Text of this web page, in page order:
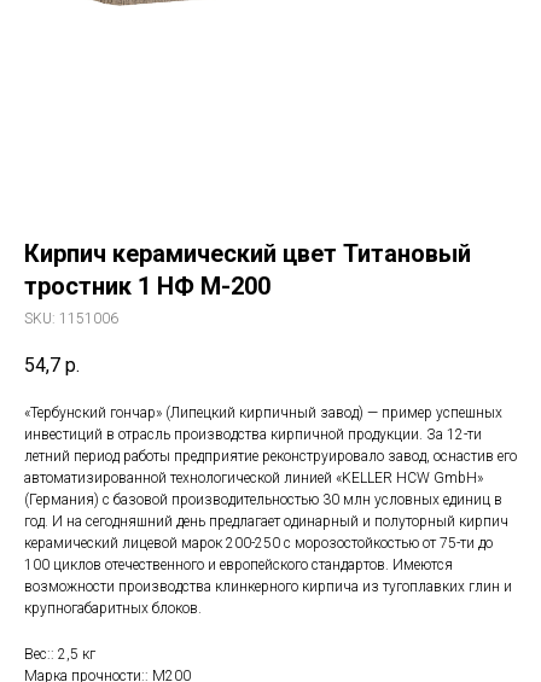
Кирпич керамический цвет Титановый
тростник 1 НФ М-200
SKU: 1151006
54,7 р.
«Тербунский гончар» (Липецкий кирпичный завод) — пример успешных
инвестиций в отрасль производства кирпичной продукции. За 12-ти
летний период работы предприятие реконструировало завод, оснастив его
автоматизированной технологической линией «KELLER HCW GmbH»
(Германия) с базовой производительностью 30 млн условных единиц в
год. И на сегодняшний день предлагает одинарный и полуторный кирпич
керамический лицевой марок 200-250 с морозостойкостью от 75-ти до
100 циклов отечественного и европейского стандартов. Имеются
возможности производства клинкерного кирпича из тугоплавких глин и
крупногабаритных блоков.
Вес:: 2,5 кг
Марка прочности:: М200